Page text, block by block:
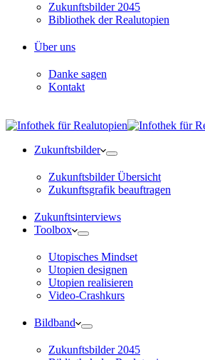
Zukunftsbilder 2045
Bibliothek der Realutopien
Über uns
Danke sagen
Kontakt
Zukunftsbilder
Zukunftsbilder Übersicht
Zukunftsgrafik beauftragen
Zukunftsinterviews
Toolbox
Utopisches Mindset
Utopien designen
Utopien realisieren
Video-Crashkurs
Bildband
Zukunftsbilder 2045